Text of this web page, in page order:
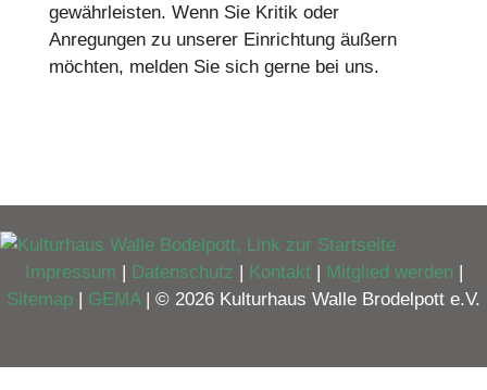
gewährleisten. Wenn Sie Kritik oder
Anregungen zu unserer Einrichtung äußern
möchten, melden Sie sich gerne bei uns.
Impressum | Datenschutz | Kontakt| Mitglied werden |
Sitemap | GEMA| © 2026 Kulturhaus Walle Brodelpott e.V.